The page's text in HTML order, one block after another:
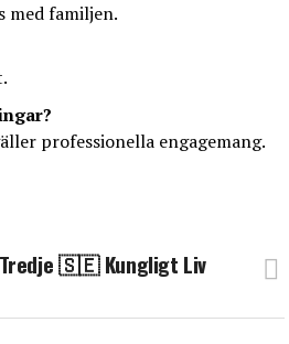
familjen.
professionella engagemang.
Tredje 🇸🇪 Kungligt Liv